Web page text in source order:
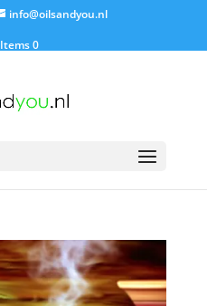
info@oilsandyou.nl
Items 0